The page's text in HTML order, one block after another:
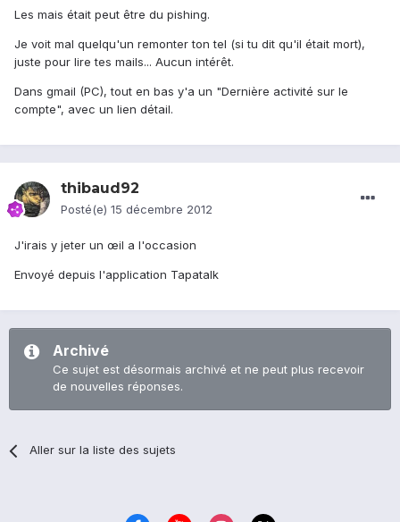
Les mais était peut être du pishing.
Je voit mal quelqu'un remonter ton tel (si tu dit qu'il était mort),
juste pour lire tes mails... Aucun intérêt.
Dans gmail (PC), tout en bas y'a un "Dernière activité sur le
compte", avec un lien détail.
thibaud92
Posté(e) 15 décembre 2012
J'irais y jeter un œil a l'occasion
Envoyé depuis l'application Tapatalk
Archivé
Ce sujet est désormais archivé et ne peut plus recevoir
de nouvelles réponses.
Aller sur la liste des sujets